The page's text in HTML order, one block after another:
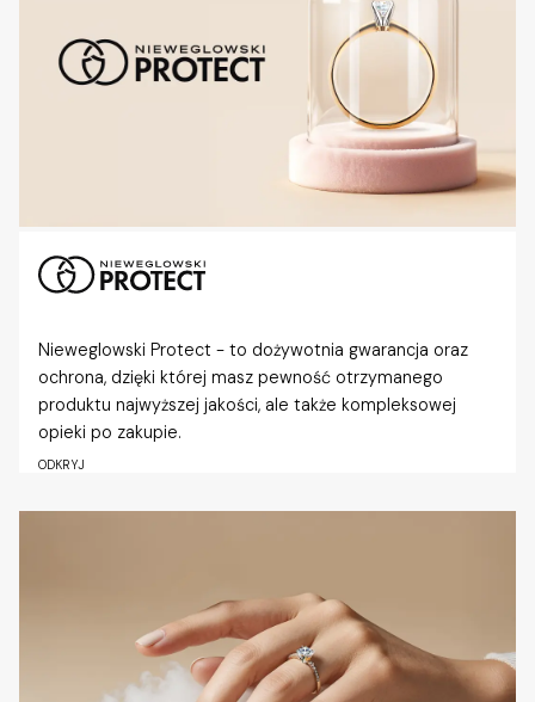
Nieweglowski Protect - to dożywotnia gwarancja oraz
ochrona, dzięki której masz pewność otrzymanego
produktu najwyższej jakości, ale także kompleksowej
opieki po zakupie.
ODKRYJ